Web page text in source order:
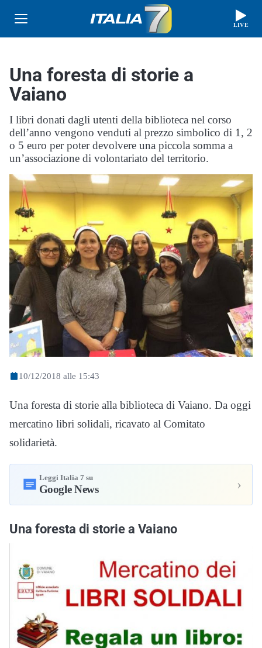
LIVE
Una foresta di storie a
Vaiano
I libri donati dagli utenti della biblioteca nel corso
dell’anno vengono venduti al prezzo simbolico di 1, 2
o 5 euro per poter devolvere una piccola somma a
un’associazione di volontariato del territorio.
10/12/2018 alle 15:43
Una foresta di storie alla biblioteca di Vaiano. Da oggi
mercatino libri solidali, ricavato al Comitato
solidarietà.
Leggi Italia 7 su
Google News ›
Una foresta di storie a Vaiano